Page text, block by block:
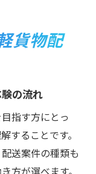
貨物配
の流れ
指す方にとっ
することです。
送案件の種類も
方が選べます。